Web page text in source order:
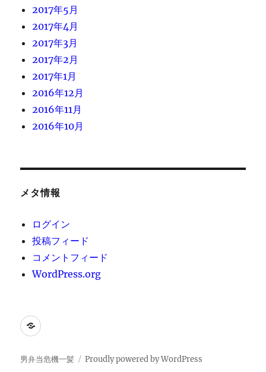
2017年5月
2017年4月
2017年3月
2017年2月
2017年1月
2016年12月
2016年11月
2016年10月
メタ情報
ログイン
投稿フィード
コメントフィード
WordPress.org
[instagram-
男弁当危機一髪 Proudly powered by WordPress